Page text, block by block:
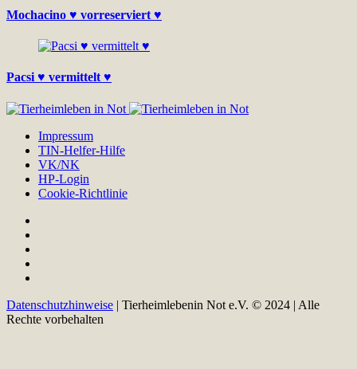
Mochacino ♥ vorreserviert ♥
Pacsi ♥ vermittelt ♥
Impressum
TIN-Helfer-Hilfe
VK/NK
HP-Login
Cookie-Richtlinie
Datenschutzhinweise | Tierheimlebenin Not e.V. © 2024 | Alle
Rechte vorbehalten